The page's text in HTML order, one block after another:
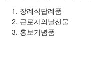
장례식답례품
근로자의날선물
홍보기념품